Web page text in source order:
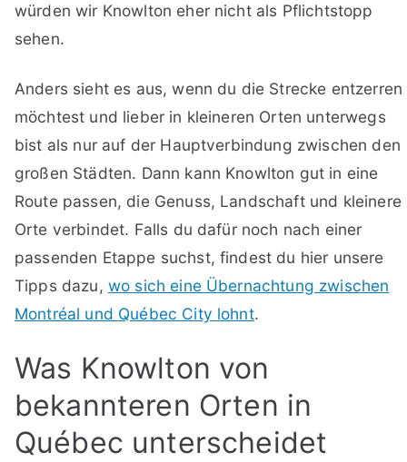
würden wir Knowlton eher nicht als Pflichtstopp
sehen.
Anders sieht es aus, wenn du die Strecke entzerren
möchtest und lieber in kleineren Orten unterwegs
bist als nur auf der Hauptverbindung zwischen den
großen Städten. Dann kann Knowlton gut in eine
Route passen, die Genuss, Landschaft und kleinere
Orte verbindet. Falls du dafür noch nach einer
passenden Etappe suchst, findest du hier unsere
Tipps dazu, wo sich eine Übernachtung zwischen
Montréal und Québec City lohnt.
Was Knowlton von
bekannteren Orten in
Québec unterscheidet